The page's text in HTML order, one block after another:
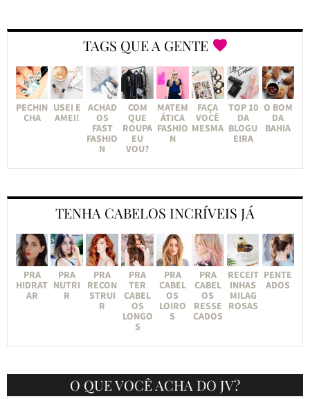
TAGS QUE A GENTE
PECHIN
CHA
USEI E
AMEI!
ACHAD
OS
FAST
FASHIO
N
COM
QUE
ROUPA
EU
VOU?
MATEM
ÁTICA
FASHIO
N
FAÇA
VOCÊ
MESMA
TOP 10
DA
BLOGU
EIRA
O BOM
DA
BAHIA
TENHA CABELOS INCRÍVEIS JÁ
PRA
HIDRAT
AR
PRA
NUTRI
R
PRA
RECON
STRUI
R
PRA
TER
CABEL
OS
LONGO
S
PRA
CABEL
OS
LOIRO
S
PRA
CABEL
OS
RESSE
CADOS
RECEIT
INHAS
MILAG
ROSAS
PENTE
ADOS
O QUE VOCÊ ACHA DO JV?